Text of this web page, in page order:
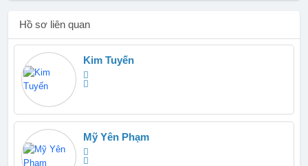
Hồ sơ liên quan
Kim Tuyến
Mỹ Yên Phạm